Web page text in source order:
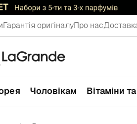
Гарантія оригіналуПро нас
Чоловікам Вітаміни